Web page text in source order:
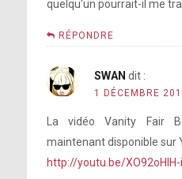
quelqu'un pourrait-il me
RÉPONDRE
SWAN dit :
1 DÉCEMBRE
La vidéo Vanity Fair
maintenant disponible sur
http://youtu.be/XO92oHlH-iI